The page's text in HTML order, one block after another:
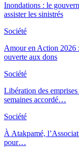
Inondations : le
assister les sinistrés
Société
Amour en Action 2026
ouverte aux dons
Société
Libération des
semaines accordé…
Société
À Atakpamé,
pour…